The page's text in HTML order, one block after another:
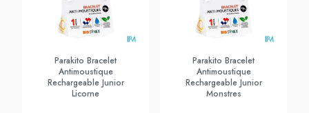
Parakito Bracelet
Antimoustique
Rechargeable Junior
Licorne
Parakito Bracelet
Antimoustique
Rechargeable Junior
Monstres